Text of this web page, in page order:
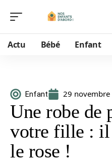
Actu Bébé Enfant
Enfant 29 novembre
Une robe de
votre fille : il
le rose !